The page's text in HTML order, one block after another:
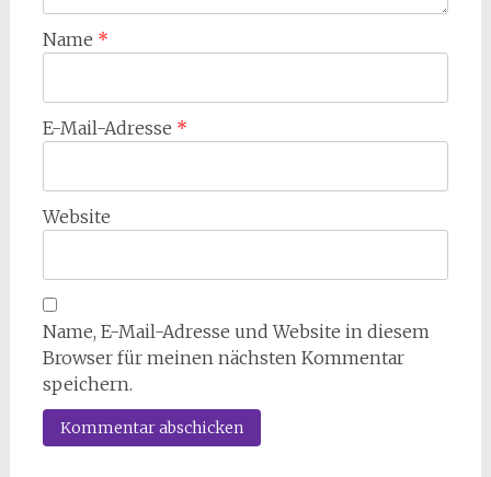
Name *
E-Mail-Adresse *
Website
Name, E-Mail-Adresse und Website in diesem
Browser für meinen nächsten Kommentar
speichern.